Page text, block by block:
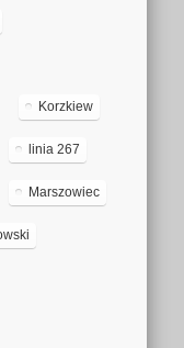
Korzkiew
linia 267
Marszowiec